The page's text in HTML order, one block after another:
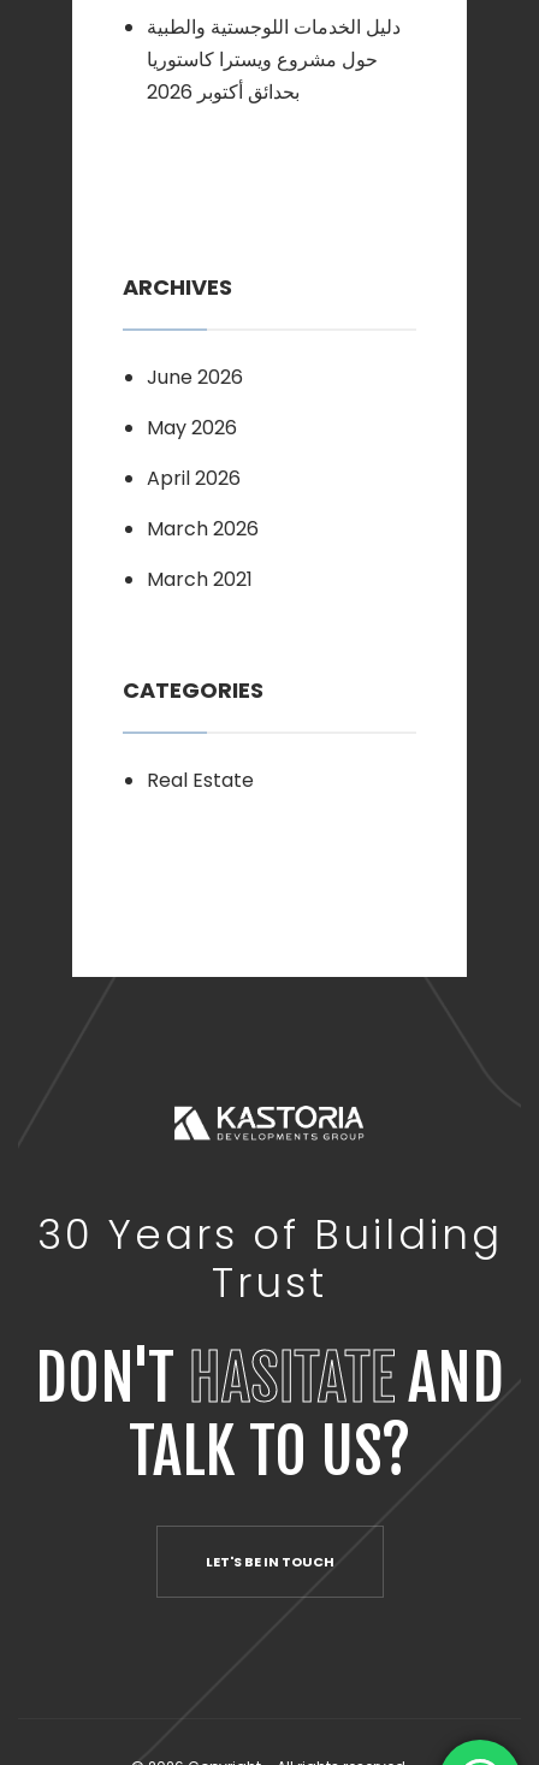
دليل الخدمات اللوجستية والطبية
حول مشروع ويسترا كاستوريا
بحدائق أكتوبر 2026
ARCHIVES
June 2026
May 2026
April 2026
March 2026
March 2021
CATEGORIES
Real Estate
30 Years of Building
Trust
DON'T HASITATEAND
TALK TO US?
LET'S BE IN TOUCH